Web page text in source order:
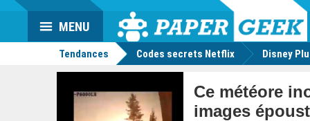
Actu
geek
MENU
Tendances Codes secrets Netflix Disney
Ce météore
images